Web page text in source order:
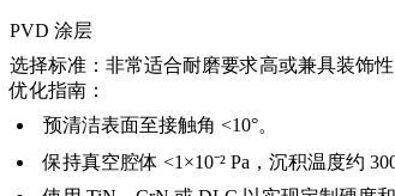
PVD 涂层
选择标准： 非常适合耐磨要求高或兼具装饰
优化指南：
预清洁表面至接触角 <10°。
保持真空腔体 <1×10⁻² Pa，沉积温度约